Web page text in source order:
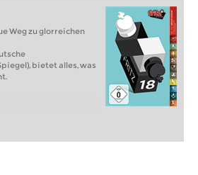
Weg zu glorreichen
bietet alles, was